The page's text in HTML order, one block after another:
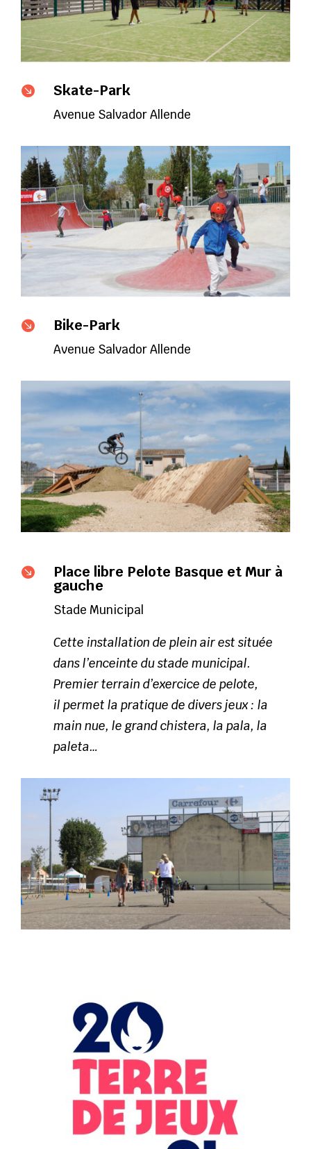
 Skate-Park
Avenue Salvador Allende
 Bike-Park
Avenue Salvador Allende
 Place libre Pelote Basque et Mur à
gauche
Stade Municipal
Cette installation de plein air est située
dans l’enceinte du stade municipal.
Premier terrain d’exercice de pelote,
il permet la pratique de divers jeux : la
main nue, le grand chistera, la pala, la
paleta…